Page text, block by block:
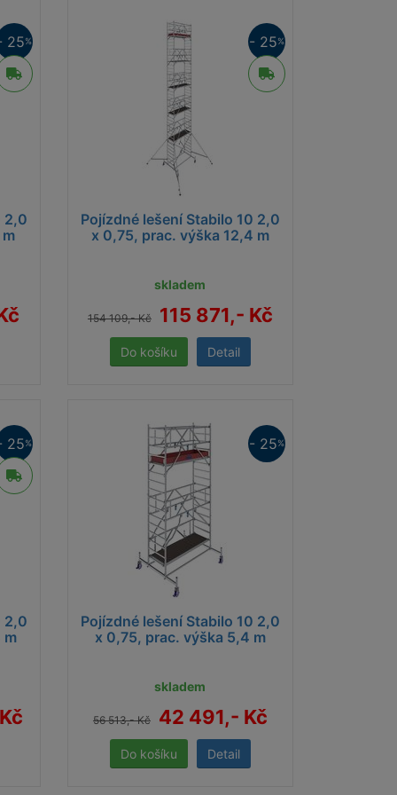
dle zvolené konfigurace a užití lešení
2,0
25%
Pojízdné lešení Stabilo 10 2,0
x 0,75, prac. výška 12,4 m
skladem
154 109,- Kč 115 871,- Kč
Detail
- 25%
2,0
m
25%
Pojízdné lešení Stabilo 10 2,0
x 0,75, prac. výška 5,4 m
skladem
56 513,- Kč 42 491,- Kč
Detail
- 25%